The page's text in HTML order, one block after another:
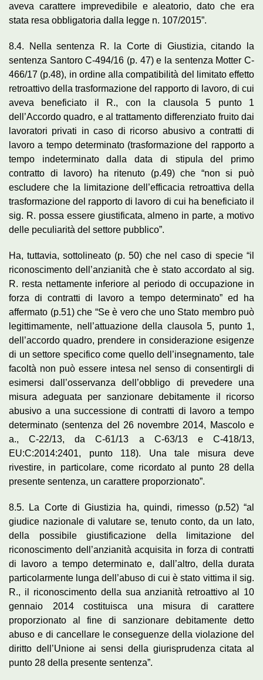
aveva carattere imprevedibile e aleatorio, dato che era
stata resa obbligatoria dalla legge n. 107/2015”.
8.4. Nella sentenza R. la Corte di Giustizia, citando la
sentenza Santoro C-494/16 (p. 47) e la sentenza Motter C-
466/17 (p.48), in ordine alla compatibilità del limitato effetto
retroattivo della trasformazione del rapporto di lavoro, di cui
aveva beneficiato il R., con la clausola 5 punto 1
dell’Accordo quadro, e al trattamento differenziato fruito dai
lavoratori privati in caso di ricorso abusivo a contratti di
lavoro a tempo determinato (trasformazione del rapporto a
tempo indeterminato dalla data di stipula del primo
contratto di lavoro) ha ritenuto (p.49) che “non si può
escludere che la limitazione dell’efficacia retroattiva della
trasformazione del rapporto di lavoro di cui ha beneficiato il
sig. R. possa essere giustificata, almeno in parte, a motivo
delle peculiarità del settore pubblico”.
Ha, tuttavia, sottolineato (p. 50) che nel caso di specie “il
riconoscimento dell’anzianità che è stato accordato al sig.
R. resta nettamente inferiore al periodo di occupazione in
forza di contratti di lavoro a tempo determinato” ed ha
affermato (p.51) che “Se è vero che uno Stato membro può
legittimamente, nell’attuazione della clausola 5, punto 1,
dell’accordo quadro, prendere in considerazione esigenze
di un settore specifico come quello dell’insegnamento, tale
facoltà non può essere intesa nel senso di consentirgli di
esimersi dall’osservanza dell’obbligo di prevedere una
misura adeguata per sanzionare debitamente il ricorso
abusivo a una successione di contratti di lavoro a tempo
determinato (sentenza del 26 novembre 2014, Mascolo e
a., C-22/13, da C-61/13 a C-63/13 e C-418/13,
EU:C:2014:2401, punto 118). Una tale misura deve
rivestire, in particolare, come ricordato al punto 28 della
presente sentenza, un carattere proporzionato”.
8.5. La Corte di Giustizia ha, quindi, rimesso (p.52) “al
giudice nazionale di valutare se, tenuto conto, da un lato,
della possibile giustificazione della limitazione del
riconoscimento dell’anzianità acquisita in forza di contratti
di lavoro a tempo determinato e, dall’altro, della durata
particolarmente lunga dell’abuso di cui è stato vittima il sig.
R., il riconoscimento della sua anzianità retroattivo al 10
gennaio 2014 costituisca una misura di carattere
proporzionato al fine di sanzionare debitamente detto
abuso e di cancellare le conseguenze della violazione del
diritto dell’Unione ai sensi della giurisprudenza citata al
punto 28 della presente sentenza”.